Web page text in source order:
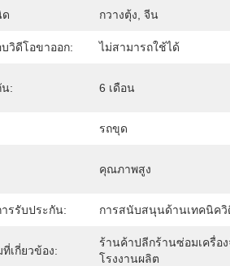
ด กวางตุ้ง, จีน
วิดีโอขาออก: ไม่สามารถใช้ได้
น: 6 เดือน
รถขุด
คุณภาพสูง
รรับประกัน: การสนับสนุนด้านเทคนิควิ
เกี่ยวข้อง:
ร้านค้าปลีกร้านซ่อมเครื่อง
โรงงานผลิต